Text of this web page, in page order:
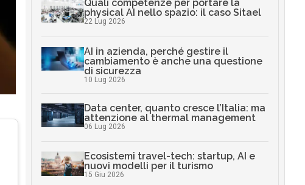
Quali competenze per portare la
physical AI nello spazio: il caso Sitael
22 Lug 2026
AI in azienda, perché gestire il
cambiamento è anche una questione
di sicurezza
10 Lug 2026
Data center, quanto cresce l’Italia: ma
attenzione al thermal management
06 Lug 2026
Ecosistemi travel-tech: startup, AI e
nuovi modelli per il turismo
15 Giu 2026